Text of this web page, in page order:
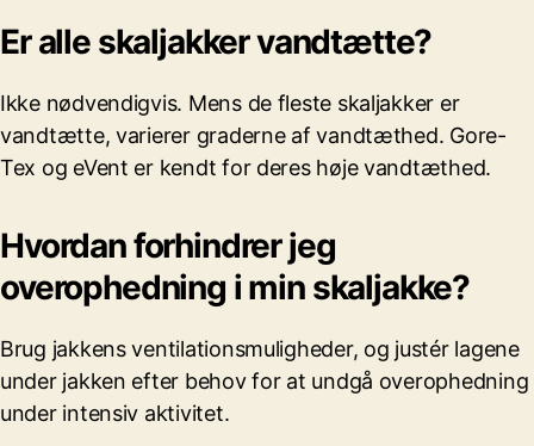
Er alle skaljakker vandtætte?
Ikke nødvendigvis. Mens de fleste skaljakker er
vandtætte, varierer graderne af vandtæthed. Gore-
Tex og eVent er kendt for deres høje vandtæthed.
Hvordan forhindrer jeg
overophedning i min skaljakke?
Brug jakkens ventilationsmuligheder, og justér lagene
under jakken efter behov for at undgå overophedning
under intensiv aktivitet.